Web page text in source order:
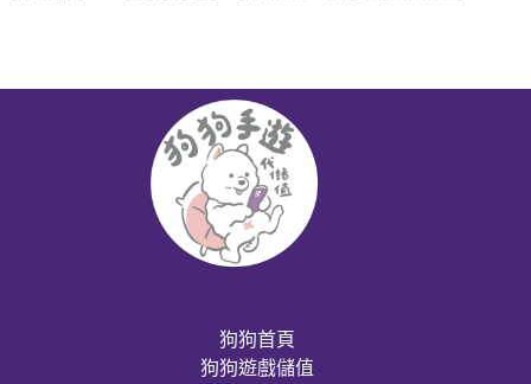
狗狗首頁
狗狗遊戲儲值